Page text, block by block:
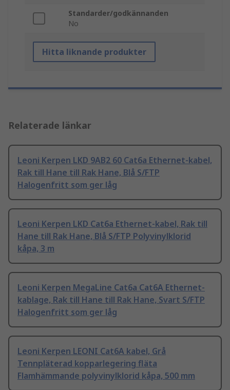
Standarder/godkännanden
No
Hitta liknande produkter
Relaterade länkar
Leoni Kerpen LKD 9AB2 60 Cat6a Ethernet-kabel,
Rak till Hane till Rak Hane, Blå S/FTP
Halogenfritt som ger låg
Leoni Kerpen LKD Cat6a Ethernet-kabel, Rak till
Hane till Rak Hane, Blå S/FTP Polyvinylklorid
kåpa, 3 m
Leoni Kerpen MegaLine Cat6a Cat6A Ethernet-
kablage, Rak till Hane till Rak Hane, Svart S/FTP
Halogenfritt som ger låg
Leoni Kerpen LEONI Cat6A kabel, Grå
Tennpläterad kopparlegering fläta
Flamhämmande polyvinylklorid kåpa, 500 mm